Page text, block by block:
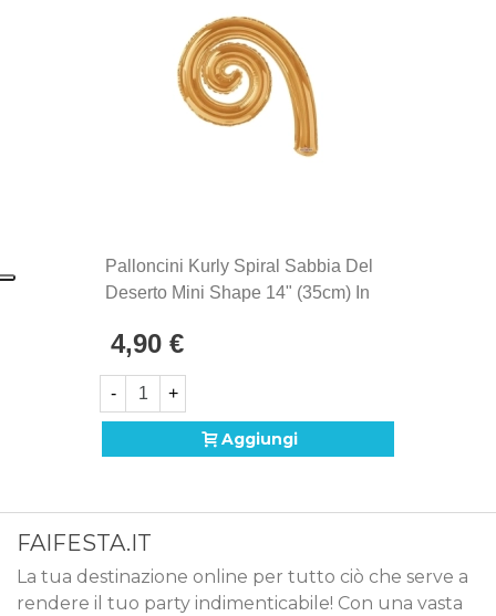
Palloncini Kurly Spiral Sabbia Del
Deserto Mini Shape 14" (35cm) In
4,90 €
- +
Aggiungi
FAIFESTA.IT
La tua destinazione online per tutto ciò che serve a
rendere il tuo party indimenticabile! Con una vasta